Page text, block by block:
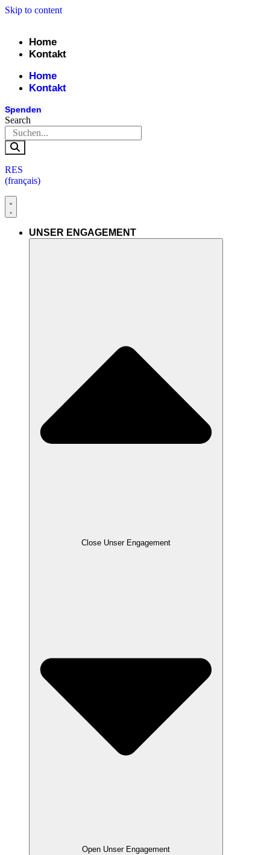
Skip to content
Home
Kontakt
Home
Kontakt
Spenden
Search
RES
(français)
UNSER ENGAGEMENT
Close Unser Engagement
Open Unser Engagement